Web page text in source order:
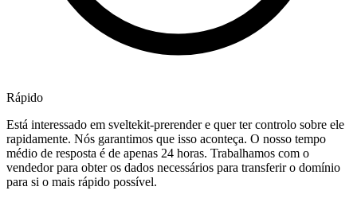
Rápido
Está interessado em sveltekit-prerender e quer ter controlo sobre ele
rapidamente. Nós garantimos que isso aconteça. O nosso tempo
médio de resposta é de apenas 24 horas. Trabalhamos com o
vendedor para obter os dados necessários para transferir o domínio
para si o mais rápido possível.